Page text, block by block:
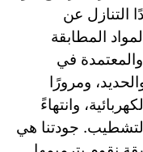
التنازل عن
المطابقة
في
ومرورًا
وانتهاءً
التشطيب. جودتنا هي